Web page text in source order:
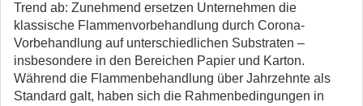
Trend ab: Zunehmend ersetzen Unternehmen die
klassische Flammenvorbehandlung durch Corona-
Vorbehandlung auf unterschiedlichen Substraten –
insbesondere in den Bereichen Papier und Karton.
Während die Flammenbehandlung über Jahrzehnte als
Standard galt, haben sich die Rahmenbedingungen in